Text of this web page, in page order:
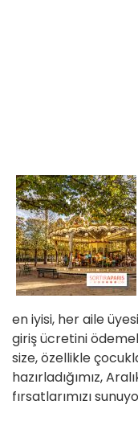
en iyisi, her aile
giriş ücretini
size, özellikle
hazırladığımız,
fırsatlarımızı